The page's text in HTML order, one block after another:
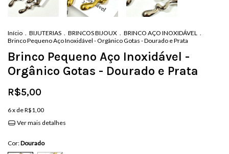
Início . BIJUTERIAS . BRINCOS BIJOUX . BRINCO AÇO INOXIDÁVEL .
Brinco Pequeno Aço Inoxidável - Orgânico Gotas - Dourado e Prata
Brinco Pequeno Aço Inoxidável -
Orgânico Gotas - Dourado e Prata
R$5,00
6x deR$1,00
Ver mais detalhes
Cor:Dourado